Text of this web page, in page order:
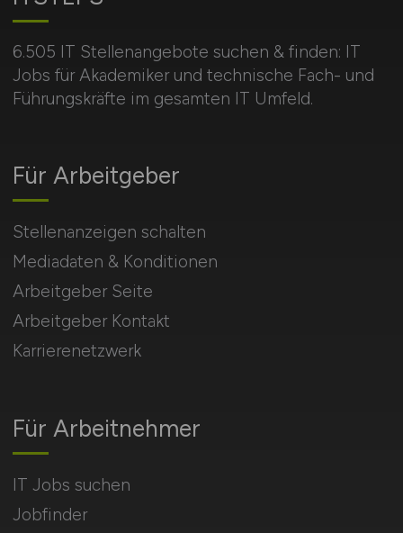
6.505 IT Stellenangebote suchen & finden: IT
Jobs für Akademiker und technische Fach- und
Führungskräfte im gesamten IT Umfeld.
Für Arbeitnehmer
IT Jobs suchen
Jobfinder
Für Arbeitgeber
Stellenanzeigen schalten
Mediadaten & Konditionen
Arbeitgeber Seite
Arbeitgeber Kontakt
Karrierenetzwerk